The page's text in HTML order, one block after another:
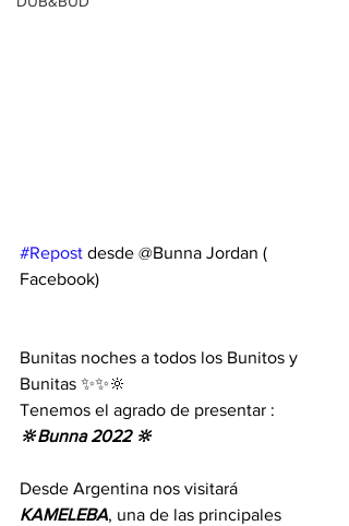
#Repost desde @Bunna Jordan (
Facebook)
Bunitas noches a todos los Bunitos y
Bunitas ✨✨🔆
Tenemos el agrado de presentar :
🔆Bunna 2022 🔆
Desde Argentina nos visitará
KAMELEBA, una de las principales